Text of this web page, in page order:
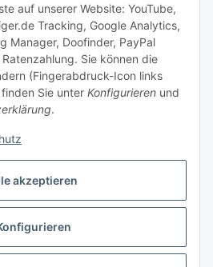
akzeptieren
auf unserer Website: YouTube,
Tracking, Google Analytics,
Manager, Doofinder, PayPal
Sie können die
(Fingerabdruck-Icon links
Sie unter Konfigurieren und
.
USt., zzgl.Versand